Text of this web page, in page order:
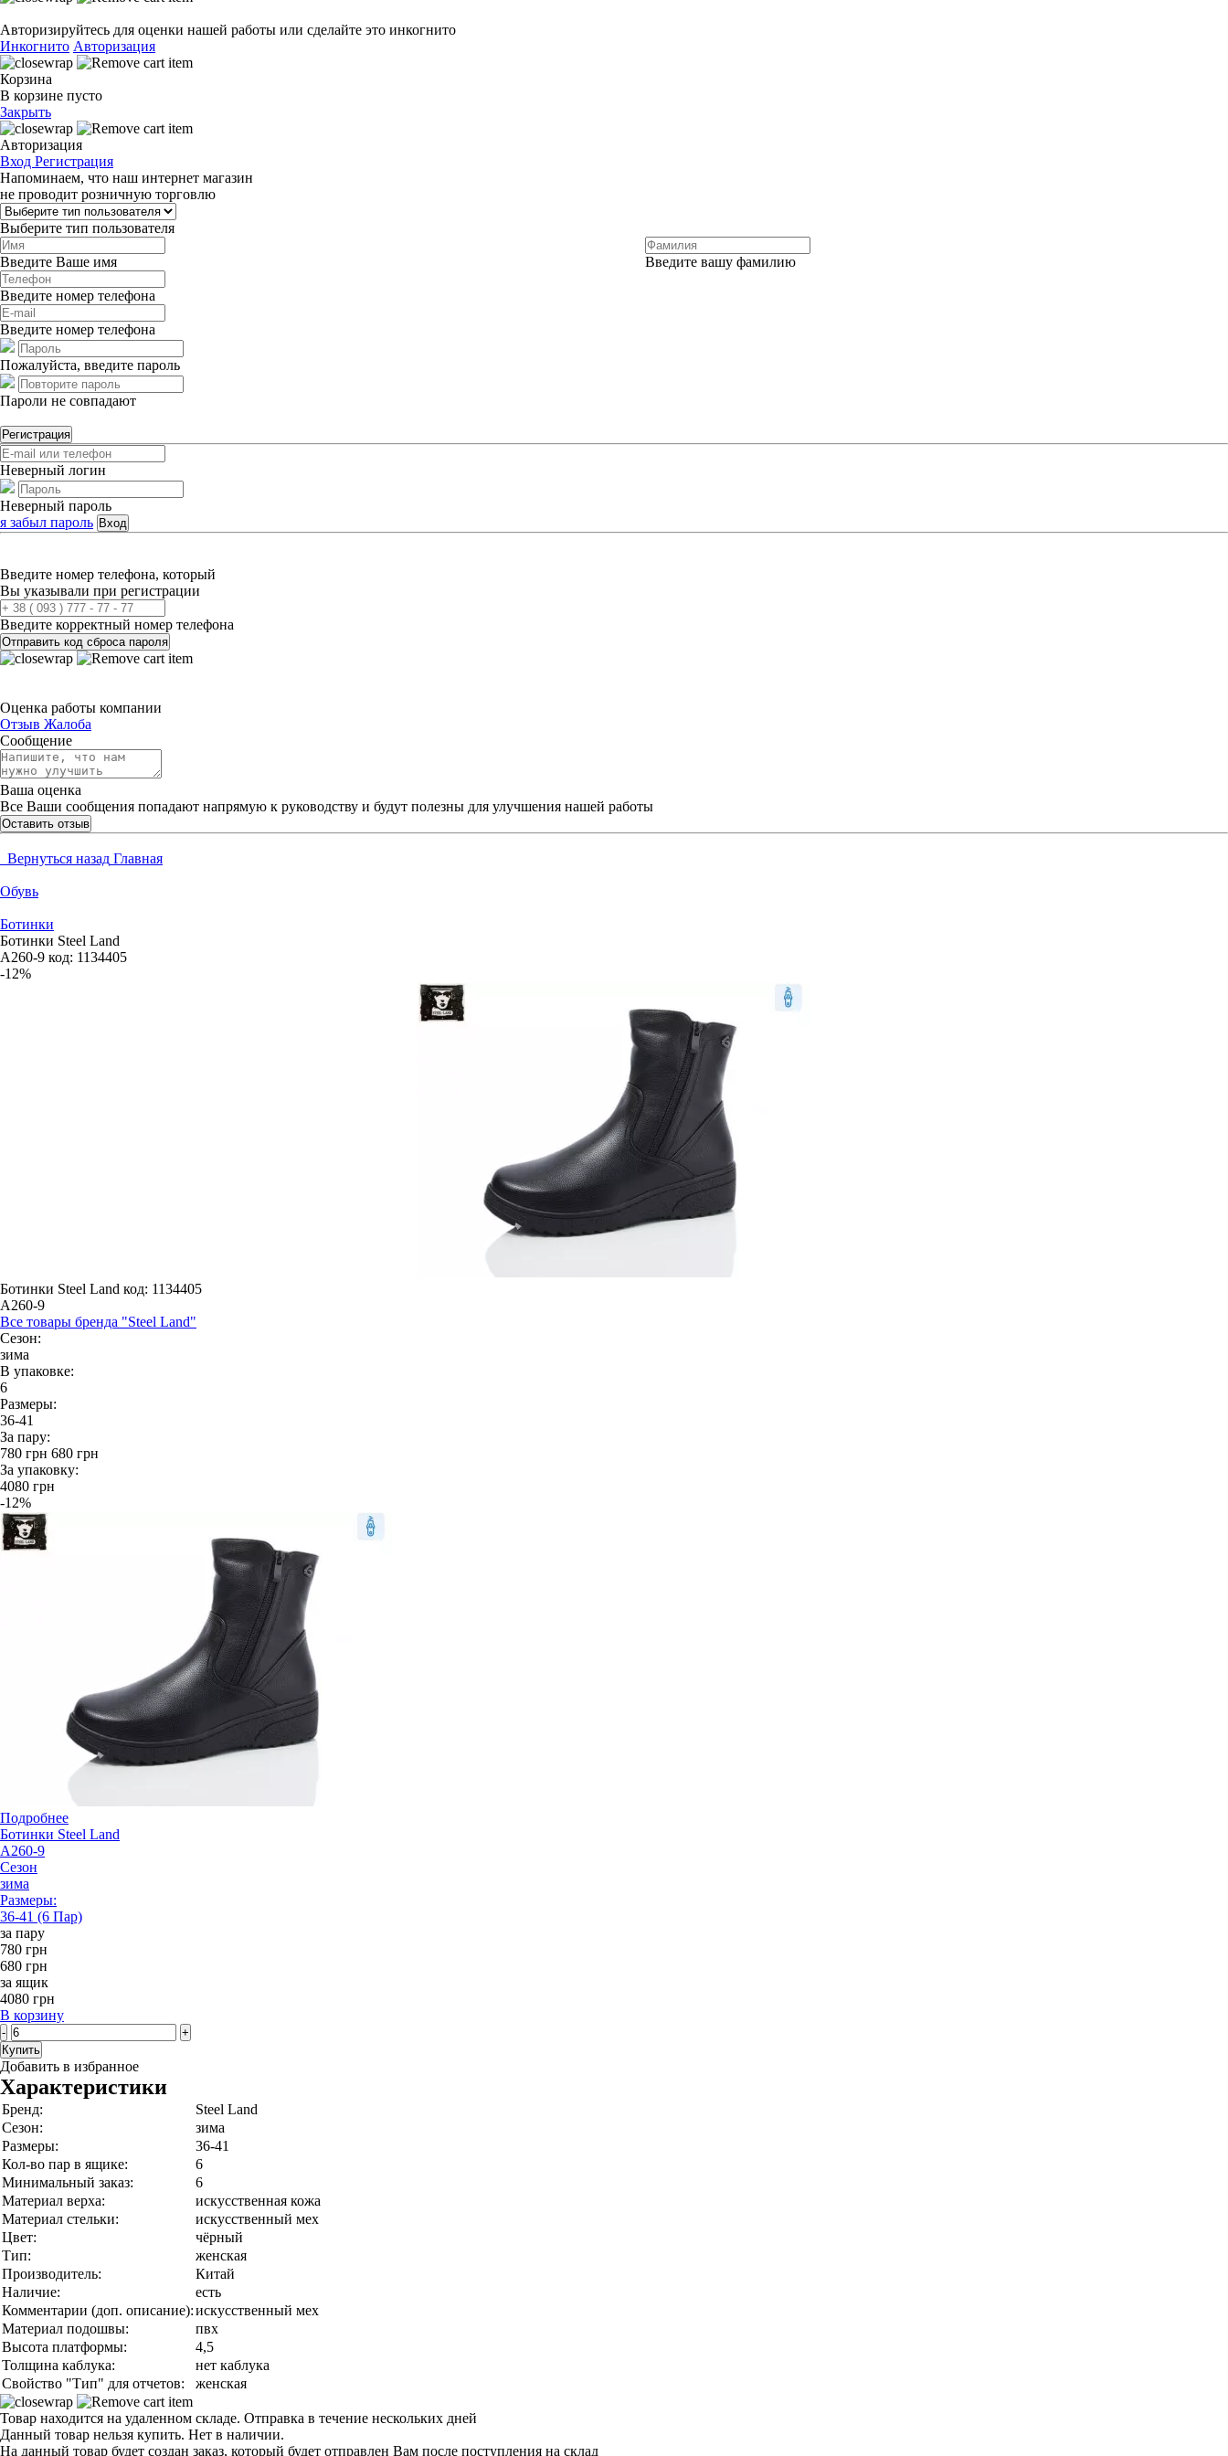
Авторизируйтесь для оценки нашей работы или сделайте это инкогнито
Инкогнито Авторизация
Корзина
В корзине пусто
Закрыть
Авторизация
Вход Регистрация
Напоминаем, что наш интернет магазин
не проводит розничную торговлю
Выберите тип пользователя
Введите Ваше имя Введите вашу фамилию
Введите номер телефона
Введите номер телефона
Пожалуйста, введите пароль
Пароли не совпадают
Регистрация
Неверный логин
Неверный пароль
я забыл пароль Вход
Введите номер телефона, который
Вы указывали при регистрации
Введите корректный номер телефона
Отправить код сброса пароля
Оценка работы компании
Отзыв Жалоба
Сообщение
Ваша оценка
Все Ваши сообщения попадают напрямую к руководству и будут полезны для улучшения нашей работы
Оставить отзыв
Вернуться назад Главная
Обувь
Ботинки
Ботинки Steel Land
A260-9 код: 1134405
-12%
Ботинки Steel Land код: 1134405
A260-9
Все товары бренда "Steel Land"
Сезон:
зима
В упаковке:
6
Размеры:
36-41
За пару:
780 грн 680 грн
За упаковку:
4080 грн
-12%
Подробнее
Ботинки Steel Land
A260-9
Сезон
зима
Размеры:
36-41 (6 Пар)
за пару
780 грн
680 грн
за ящик
4080 грн
В корзину
-
+
Купить
Добавить в избранное
Характеристики
Бренд:
Steel Land
Сезон:
зима
Размеры:
36-41
Кол-во пар в ящике:
6
Минимальный заказ:
6
Материал верха:
искусственная кожа
Материал стельки:
искусственный мех
Цвет:
чёрный
Тип:
женская
Производитель:
Китай
Наличие:
есть
Комментарии (доп. описание):искусственный мех
Материал подошвы:
пвх
Высота платформы:
4,5
Толщина каблука:
нет каблука
Свойство "Тип" для отчетов:
женская
Товар находится на удаленном складе. Отправка в течение нескольких дней
Данный товар нельзя купить. Нет в наличии.
На данный товар будет создан заказ, который будет отправлен Вам после поступления на склад